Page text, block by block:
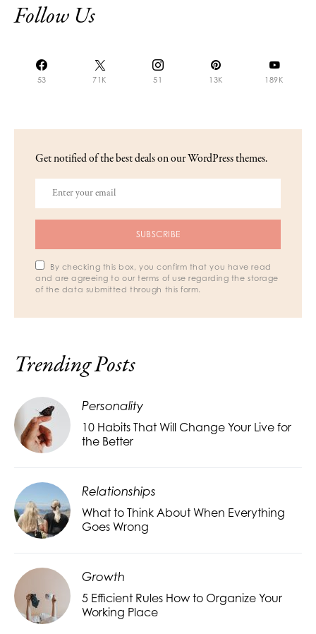
Follow Us
53 71K 51 13K 189K
Get notified of the best deals on our WordPress themes.
SUBSCRIBE
By checking this box, you confirm that you have read
and are agreeing to our terms of use regarding the storage
of the data submitted through this form.
Trending Posts
Personality
10 Habits That Will Change Your Live for
the Better
Relationships
What to Think About When Everything
Goes Wrong
Growth
5 Efficient Rules How to Organize Your
Working Place